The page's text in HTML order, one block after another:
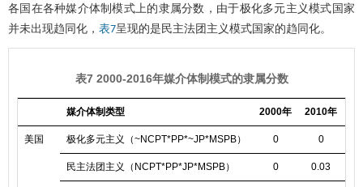
各国在各种媒介体制模式上的隶属分数，由于极化多元主义模式国家
并未出现趋同化， 表7呈现的是民主法团主义模式国家的趋同化。
表7 2000-2016年媒介体制模式的隶属分数
媒介体制类型 2000年 2010年
美国 极化多元主义（~NCPT*PP*~JP*MSPB） 0 0
民主法团主义（NCPT*PP*JP*MSPB） 0 0.03